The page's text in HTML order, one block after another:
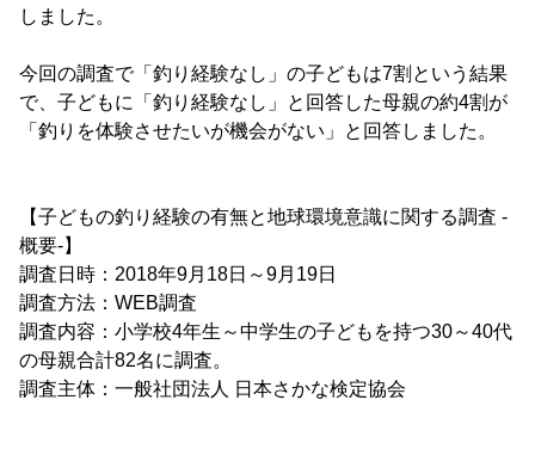
しました。
今回の調査で「釣り経験なし」の子どもは7割という結果
で、子どもに「釣り経験なし」と回答した母親の約4割が
「釣りを体験させたいが機会がない」と回答しました。
【子どもの釣り経験の有無と地球環境意識に関する調査 -
概要-】
調査日時：2018年9月18日～9月19日
調査方法：WEB調査
調査内容：小学校4年生～中学生の子どもを持つ30～40代
の母親合計82名に調査。
調査主体：一般社団法人 日本さかな検定協会